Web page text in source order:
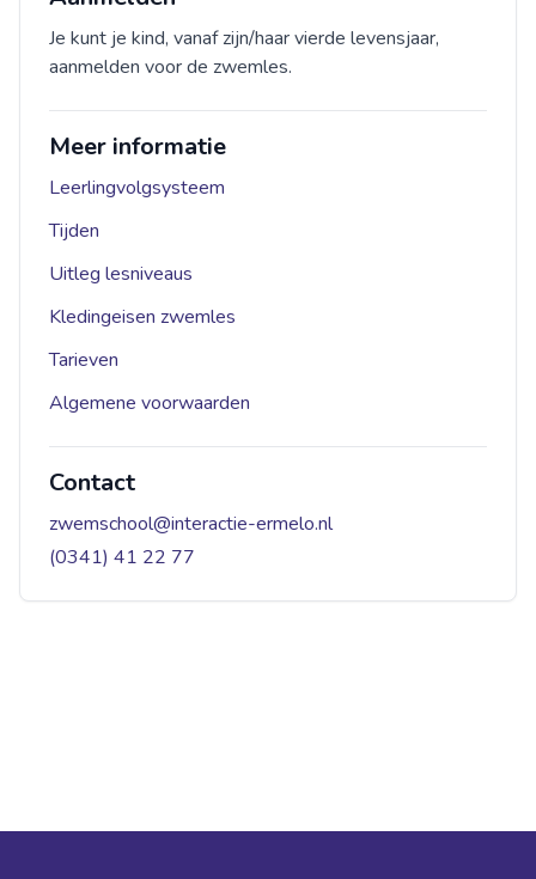
Je kunt je kind, vanaf zijn/haar vierde levensjaar,
aanmelden voor de zwemles.
Meer informatie
Leerlingvolgsysteem
Tijden
Uitleg lesniveaus
Kledingeisen zwemles
Tarieven
Algemene voorwaarden
Contact
zwemschool@interactie-ermelo.nl
(0341) 41 22 77